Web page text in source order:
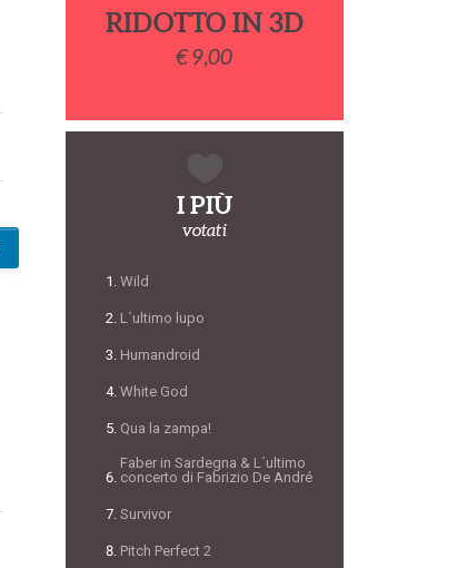
RIDOTTO IN 3D
€ 9,00
I PIÙ
votati
Wild
L´ultimo lupo
Humandroid
White God
Qua la zampa!
Faber in Sardegna & L´ultimo
concerto di Fabrizio De André
Survivor
Pitch Perfect 2